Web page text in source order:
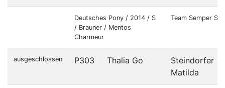
Deutsches Pony / 2014 / S
/ Brauner / Mentos
Charmeur
Team Semper
ausgeschlossen P303 Thalia Go
Steindorfer
Matilda